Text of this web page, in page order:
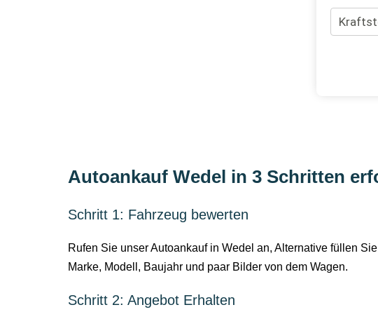
Autoankauf Wedel in 3 Schritten
Schritt 1: Fahrzeug bewerten
Rufen Sie unser Autoankauf in Wedel an, Alternative füllen
Marke, Modell, Baujahr und paar Bilder von dem Wagen.
Schritt 2: Angebot Erhalten